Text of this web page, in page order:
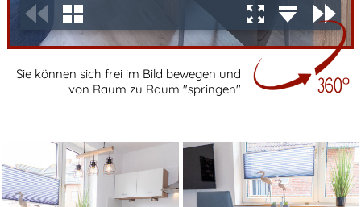
Sie können sich frei im Bild bewegen und
von Raum zu Raum "springen"